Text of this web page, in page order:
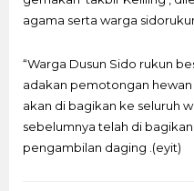
agama serta warga sidorukun
“Warga Dusun Sido rukun
adakan pemotongan
akan di bagikan ke seluruh
sebelumnya telah di
pengambilan daging .(eyit)